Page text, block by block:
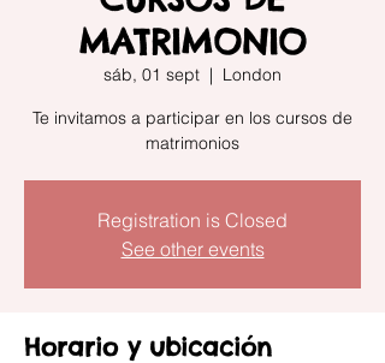
MATRIMONIO
sáb, 01 sept
  |
London
Te invitamos a participar en los cursos de
matrimonios
Registration is Closed
See other events
Horario y ubicación